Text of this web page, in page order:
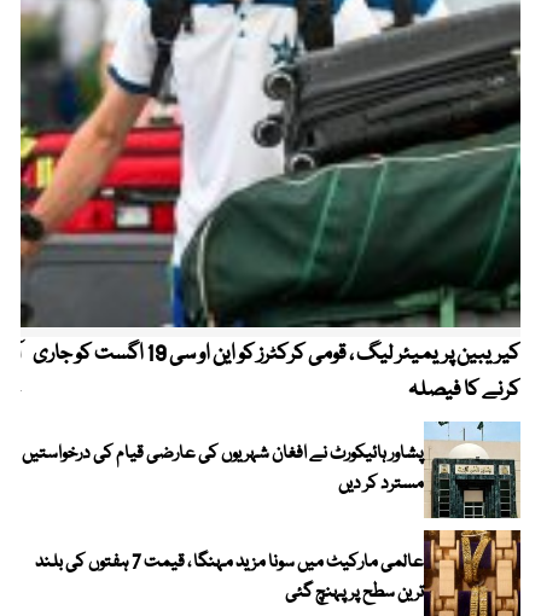
کیریبین پریمیئر لیگ ، قومی کرکٹرز کو این او سی 19 اگست کو جاری
کرنے کا فیصلہ
پشاور ہائیکورٹ نے افغان شہریوں کی عارضی قیام کی درخواستیں
مسترد کر دیں
عالمی مارکیٹ میں سونا مزید مہنگا ، قیمت 7 ہفتوں کی بلند
ترین سطح پر پہنچ گئی